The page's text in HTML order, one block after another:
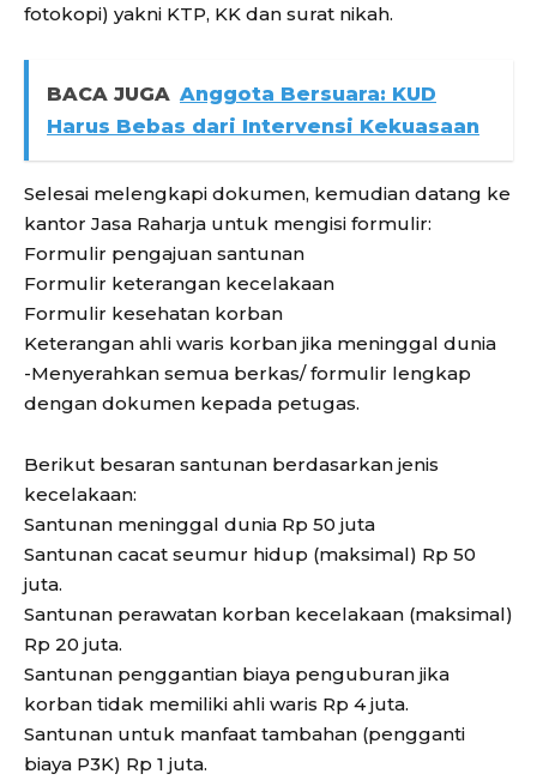
fotokopi) yakni KTP, KK dan surat nikah.
BACA JUGA Anggota Bersuara: KUD
Harus Bebas dari Intervensi Kekuasaan
Selesai melengkapi dokumen, kemudian datang ke
kantor Jasa Raharja untuk mengisi formulir:
Formulir pengajuan santunan
Formulir keterangan kecelakaan
Formulir kesehatan korban
Keterangan ahli waris korban jika meninggal dunia
-Menyerahkan semua berkas/ formulir lengkap
dengan dokumen kepada petugas.
Berikut besaran santunan berdasarkan jenis
kecelakaan:
Santunan meninggal dunia Rp 50 juta
Santunan cacat seumur hidup (maksimal) Rp 50
juta.
Santunan perawatan korban kecelakaan (maksimal)
Rp 20 juta.
Santunan penggantian biaya penguburan jika
korban tidak memiliki ahli waris Rp 4 juta.
Santunan untuk manfaat tambahan (pengganti
biaya P3K) Rp 1 juta.